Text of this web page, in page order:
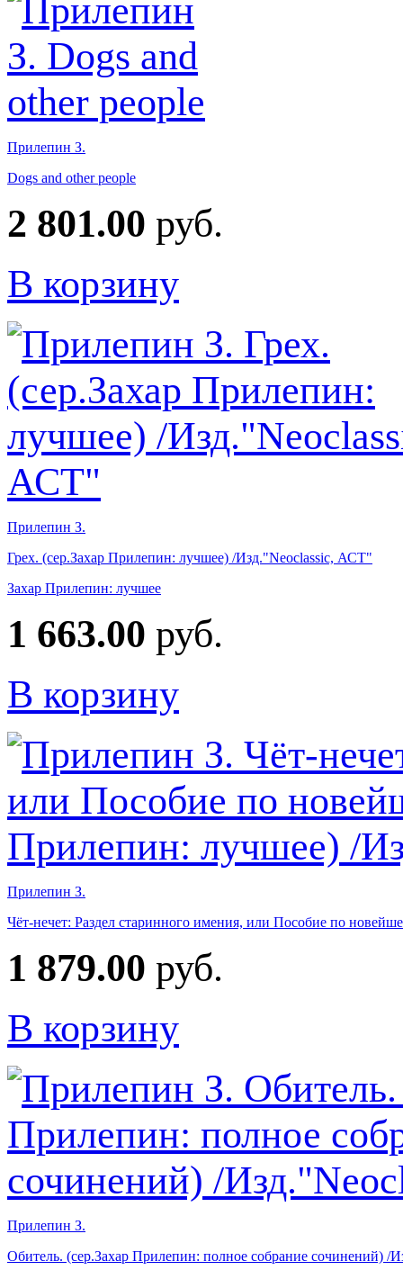
Прилепин З.
Dogs and other people
2 801.00 руб.
В корзину
Прилепин З.
Грех. (сер.Захар Прилепин: лучшее) /Изд."Neoclassic, АСТ"
Захар Прилепин: лучшее
1 663.00 руб.
В корзину
Прилепин З.
Чёт-нечет: Раздел старинного имения, или Пособие по
1 879.00 руб.
В корзину
Прилепин З.
Обитель. (сер.Захар Прилепин: полное собрание сочинений) /